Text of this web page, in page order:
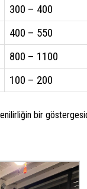
300 – 400
400 – 550
800 – 1100
100 – 200
bir